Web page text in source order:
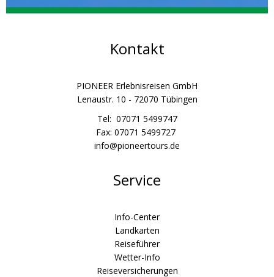
Kontakt
PIONEER Erlebnisreisen GmbH
Lenaustr. 10 - 72070 Tübingen
Tel: 07071 5499747
Fax: 07071 5499727
info@pioneertours.de
Service
Info-Center
Landkarten
Reiseführer
Wetter-Info
Reiseversicherungen